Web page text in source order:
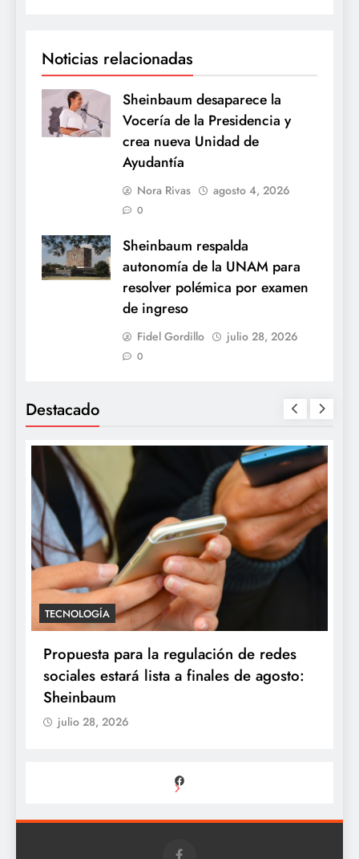
Noticias relacionadas
Sheinbaum desaparece la
Vocería de la Presidencia y
crea nueva Unidad de
Ayudantía
Nora Rivas agosto 4, 2026
0
Sheinbaum respalda
autonomía de la UNAM para
resolver polémica por examen
de ingreso
Fidel Gordillo julio 28, 2026
0
Destacado
TECNOLOGÍA
Propuesta para la regulación de redes
sociales estará lista a finales de agosto:
Sheinbaum
julio 28, 2026